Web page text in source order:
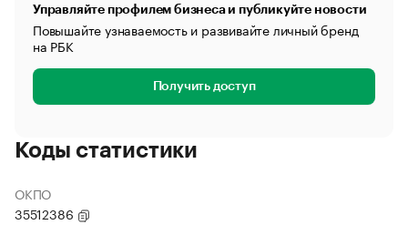
Управляйте профилем бизнеса и публикуйте новости
Повышайте узнаваемость и развивайте личный бренд
на РБК
Получить доступ
Коды статистики
ОКПО
35512386